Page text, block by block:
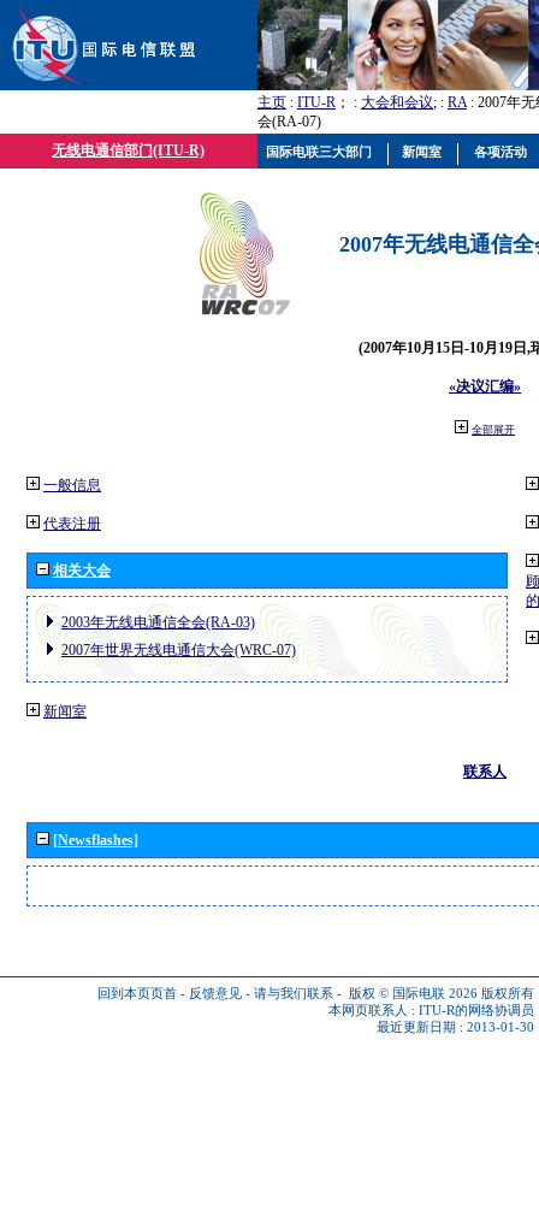
主页 : ITU-R ； : 大会和会议; : RA: 2007年
会(RA-07)
无线电通信部门(ITU-R)
2007年无线电通信
(2007年10月15日-10月19日,
«决议汇编»
全部展开
一般信息
代表注册
相关大会
2003年无线电通信全会(RA-03)
2007年世界无线电通信大会(WRC-07)
新闻室
联系人
[Newsflashes]
回到本页页首 - 反馈意见 - 请与我们联系 - 版权 © 国际电联 2026 版权所有
本网页联系人 : ITU-R的网络协调员
最近更新日期 : 2013-01-30
国际电联三大部门 新闻室 各项活动